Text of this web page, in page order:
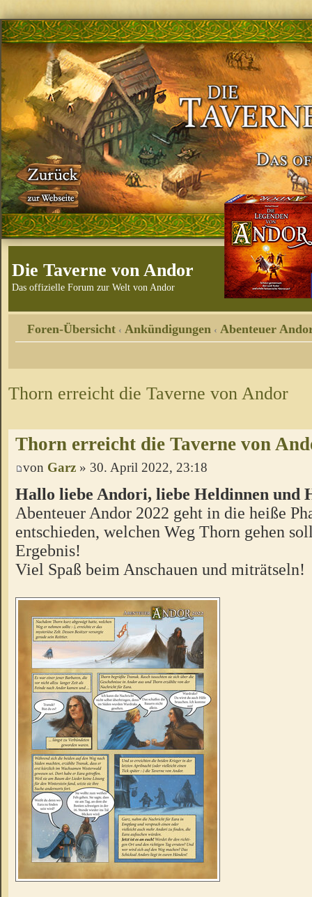
Die Taverne von Andor
Das offizielle Forum zur Welt von Andor
Foren-Übersicht ‹ Ankündigungen ‹ Abenteuer
Thorn erreicht die Taverne von Andor
Thorn erreicht die Taverne von
von Garz » 30. April 2022, 23:18
Hallo liebe Andori, liebe Heldinnen und
Abenteuer Andor 2022 geht in die heiße
entschieden, welchen Weg Thorn gehen
Ergebnis!
Viel Spaß beim Anschauen und